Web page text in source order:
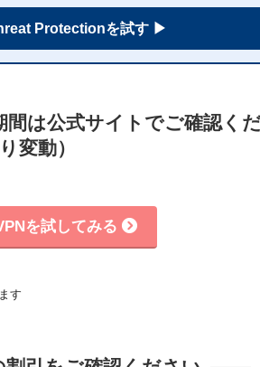
Protectionを試す ▶
は公式サイトでご確認く
り変動）
を試してみる
す